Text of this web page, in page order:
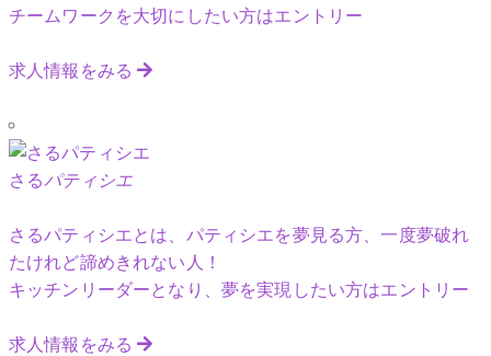
チームワークを大切にしたい方はエントリー
求人情報をみる
さるパティシエ
さるパティシエとは、パティシエを夢見る方、一度夢破れ
たけれど諦めきれない人！
キッチンリーダーとなり、夢を実現したい方はエントリー
求人情報をみる